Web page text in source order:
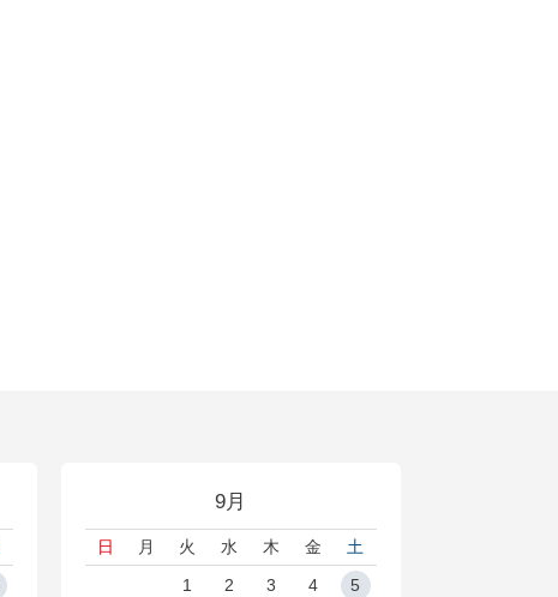
9月
日 月 火 水 木 金
土
1
2 3 4 5